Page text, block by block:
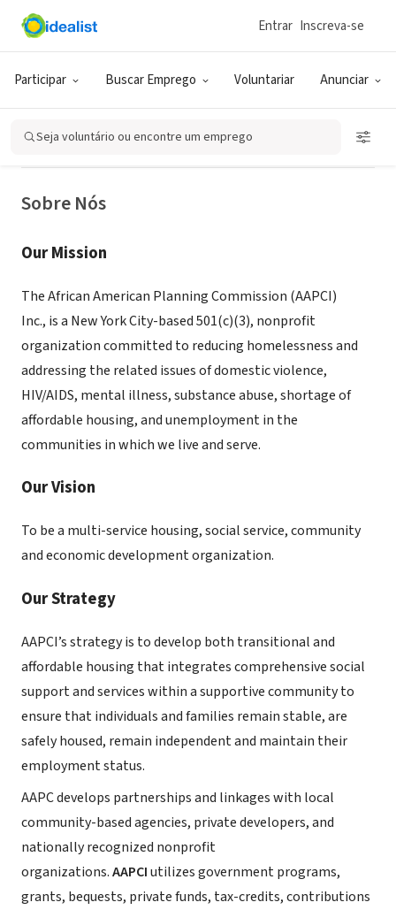
Participar Buscar Emprego Voluntariar Anunciar
Entrar Inscreva-se
Seja voluntário ou encontre um emprego
ONG (SETOR SOCIAL)
African American Planning
Commission, Inc. (AAPCI)
Kings County, NY|aapci.org
Sobre Nós
Our Mission
The African American Planning Commission (AAPCI)
Inc., is a New York City-based 501(c)(3), nonprofit
organization committed to reducing homelessness and
addressing the related issues of domestic violence,
HIV/AIDS, mental illness, substance abuse, shortage of
affordable housing, and unemployment in the
communities in which we live and serve.
Our Vision
To be a multi-service housing, social service, community
and economic development organization.
Our Strategy
AAPCI’s strategy is to develop both transitional and
affordable housing that integrates comprehensive social
support and services within a supportive community to
ensure that individuals and families remain stable, are
safely housed, remain independent and maintain their
employment status.
AAPCdevelops partnerships and linkages with local
community-based agencies, private developers, and
nationally recognized nonprofit
organizations.AAPCIutilizes government programs,
grants, bequests, private funds, tax-credits, contributions